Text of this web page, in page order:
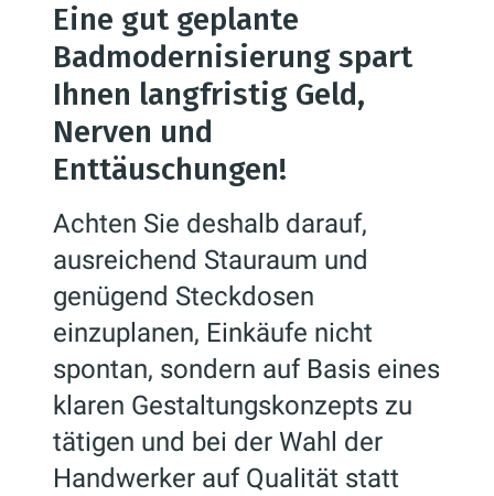
Eine gut geplante
Badmodernisierung spart
Ihnen langfristig Geld,
Nerven und
Enttäuschungen!
Achten Sie deshalb darauf,
ausreichend Stauraum und
genügend Steckdosen
einzuplanen, Einkäufe nicht
spontan, sondern auf Basis eines
klaren Gestaltungskonzepts zu
tätigen und bei der Wahl der
Handwerker auf Qualität statt